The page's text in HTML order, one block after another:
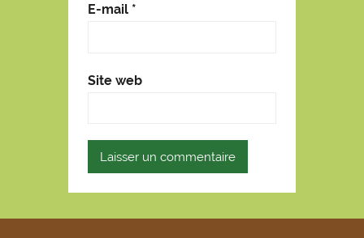
E-mail *
Site web